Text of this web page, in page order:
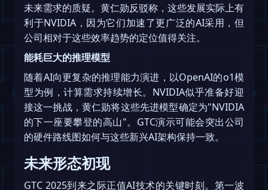
未来需求的质疑。黄仁勋反驳称，这些发展实际上有
利于NVIDIA，因为它们加速了更广泛的AI采用，但
公司相对于这些效率趋势的定位值得关注。
能耗巨大的推理模型
随着AI向更复杂的推理能力演进，以OpenAI的o1模
型为例，计算需求持续增长。NVIDIA似乎准备好迎
接这一挑战，黄仁勋将这些先进模型确定为"NVIDIA
的下一座要攀登的高山"。GTC演示可能会突出公司
的硬件路线图如何与这些新兴AI架构保持一致。
未来形态初现
GTC 2025到来之际正值AI技术的关键时刻。第一波